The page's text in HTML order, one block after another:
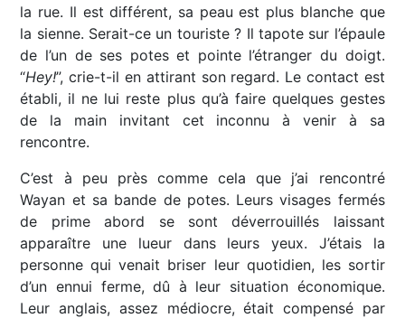
la rue. Il est différent, sa peau est plus blanche que
la sienne. Serait-ce un touriste ? Il tapote sur l’épaule
de l’un de ses potes et pointe l’étranger du doigt.
“Hey!”, crie-t-il en attirant son regard. Le contact est
établi, il ne lui reste plus qu’à faire quelques gestes
de la main invitant cet inconnu à venir à sa
rencontre.
C’est à peu près comme cela que j’ai rencontré
Wayan et sa bande de potes. Leurs visages fermés
de prime abord se sont déverrouillés laissant
apparaître une lueur dans leurs yeux. J’étais la
personne qui venait briser leur quotidien, les sortir
d’un ennui ferme, dû à leur situation économique.
Leur anglais, assez médiocre, était compensé par